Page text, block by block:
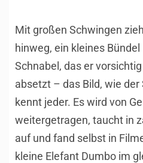
Mit großen Schwingen
hinweg, ein kleines
Schnabel, das er
absetzt – das Bild, wie
kennt jeder. Es wird von
weitergetragen, taucht in
auf und fand selbst in
kleine Elefant Dumbo im